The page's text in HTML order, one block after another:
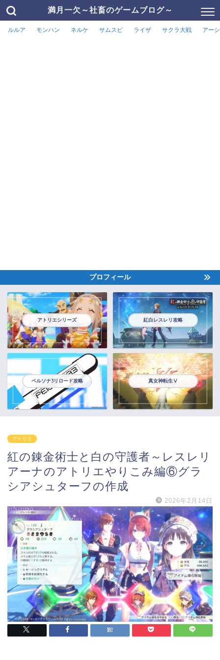
満月一欠～社畜のゲームブログ～
ルルア モンハン ネルケ サムスピ ライザ サクラ大戦 アー
プロフィール
アトリエシリーズ 紅白レスレリ攻略
ペルソナ3リロード攻略 真女神転生Ⅴ
アトリエ
紅の錬金術士と白の守護者～レスレリ
アーナのアトリエやりこみ編⑥グラ
シアシュターフの作成
2026年2月14日